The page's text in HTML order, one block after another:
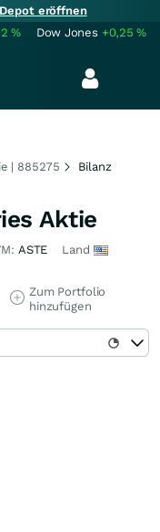
eröffnen
% Dow Jones +0,25%
| 885275 Bilanz
Aktie
ASTE Land
Zum Portfolio
hinzufügen